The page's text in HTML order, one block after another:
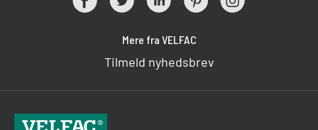
Mere fra VELFAC
Tilmeld nyhedsbrev